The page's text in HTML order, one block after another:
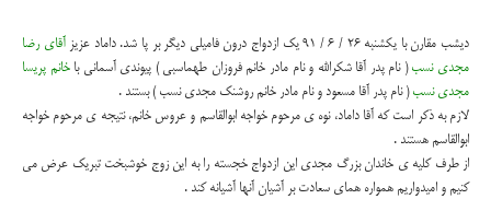
دیشب مقارن با یکشنبه 26 / 6 / 91 یک ازدواج درون فامیلی دیگر بر پا شد. داماد عزیز
آقای رضا
مجدی نسب ( نام پدر آقا شکرالله و نام مادر خانم فروزان طهماسبی ) پیوندی آسمانی باخانم پریسا
مجدی نسب ( نام پدر آقا مسعود و نام مادر خانم روشنک مجدی نسب ) بستند .
لازم به ذکر است که آقا داماد، نوه ی مرحوم خواجه ابوالقاسم و عروس خانم، نتیجه ی مرحوم خواجه
ابوالقاسم هستند .
از طرف کلیه ی خاندان بزرگ مجدی این ازدواج خجسته را به این زوج خوشبخت تبریک عرض می
کنیم و امیدواریم همواره همای سعادت بر آشیان آنها آشیانه کند .